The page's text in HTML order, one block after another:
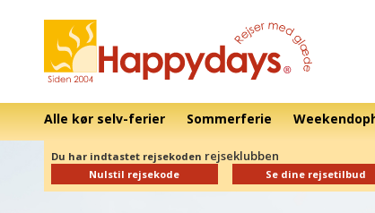
Alle kør selv-ferier Sommerferie
Du har indtastet rejsekoden rejseklubben
Nulstil rejsekode Se dine rejsetilbud